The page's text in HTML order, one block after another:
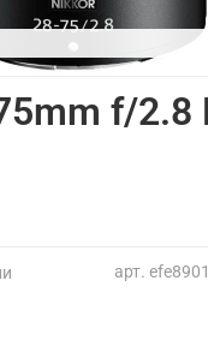
арт.
f/2.8